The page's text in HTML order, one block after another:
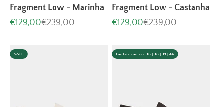
Fragment Low - Marinha
Aanbiedingsprijs
€129,00Normale prijs
€239,00
Fragment Low - Castanha
Aanbiedingsprijs
€129,00Normale prijs
€239,00
SALE Laatste maten: 36 | 38 | 39 | 46